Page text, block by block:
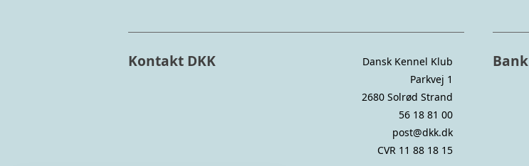
Kontakt DKK
Dansk Kennel Klub
Parkvej 1
2680 Solrød Strand
56 18 81 00
post@dkk.dk
CVR 11 88 18 15
Bank